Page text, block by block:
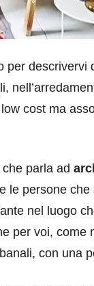
per descrivervi
cost ma
che parla ad
le persone
nel luogo
per voi, come
con una